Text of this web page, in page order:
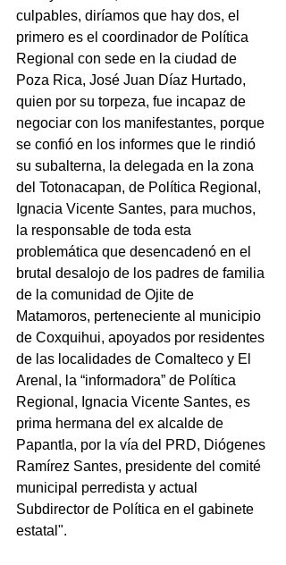
culpables, diríamos que hay dos, el
primero es el coordinador de Política
Regional con sede en la ciudad de
Poza Rica, José Juan Díaz Hurtado,
quien por su torpeza, fue incapaz de
negociar con los manifestantes, porque
se confió en los informes que le rindió
su subalterna, la delegada en la zona
del Totonacapan, de Política Regional,
Ignacia Vicente Santes, para muchos,
la responsable de toda esta
problemática que desencadenó en el
brutal desalojo de los padres de familia
de la comunidad de Ojite de
Matamoros, perteneciente al municipio
de Coxquihui, apoyados por residentes
de las localidades de Comalteco y El
Arenal, la “informadora” de Política
Regional, Ignacia Vicente Santes, es
prima hermana del ex alcalde de
Papantla, por la vía del PRD, Diógenes
Ramírez Santes, presidente del comité
municipal perredista y actual
Subdirector de Política en el gabinete
estatal".